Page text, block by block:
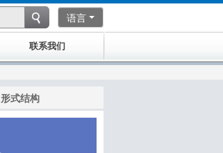
语言
联系我们
形式结构